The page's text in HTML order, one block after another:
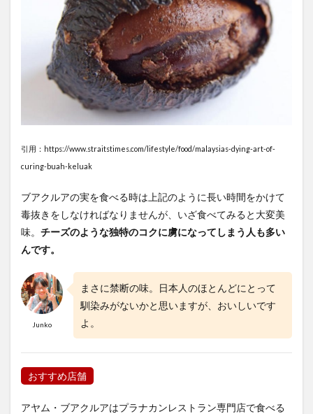
引用：https://www.straitstimes.com/lifestyle/food/malaysias-dying-art-of-
curing-buah-keluak
ブアクルアの実を食べる時は上記のように長い時間をかけて
毒抜きをしなければなりませんが、いざ食べてみると大変美
味。 チーズのような独特のコクに虜になってしまう人も多い
んです。
Junko
まさに禁断の味。日本人のほとんどにとって
馴染みがないかと思いますが、おいしいです
よ。
おすすめ店舗
アヤム・ブアクルアはプラナカンレストラン専門店で食べる